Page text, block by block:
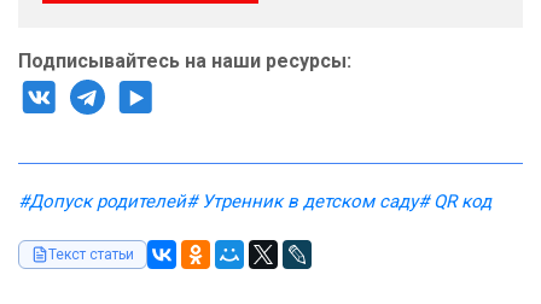
Подписывайтесь на наши ресурсы:
#Допуск родителей# Утренник в детском саду# QR код
Текст статьи